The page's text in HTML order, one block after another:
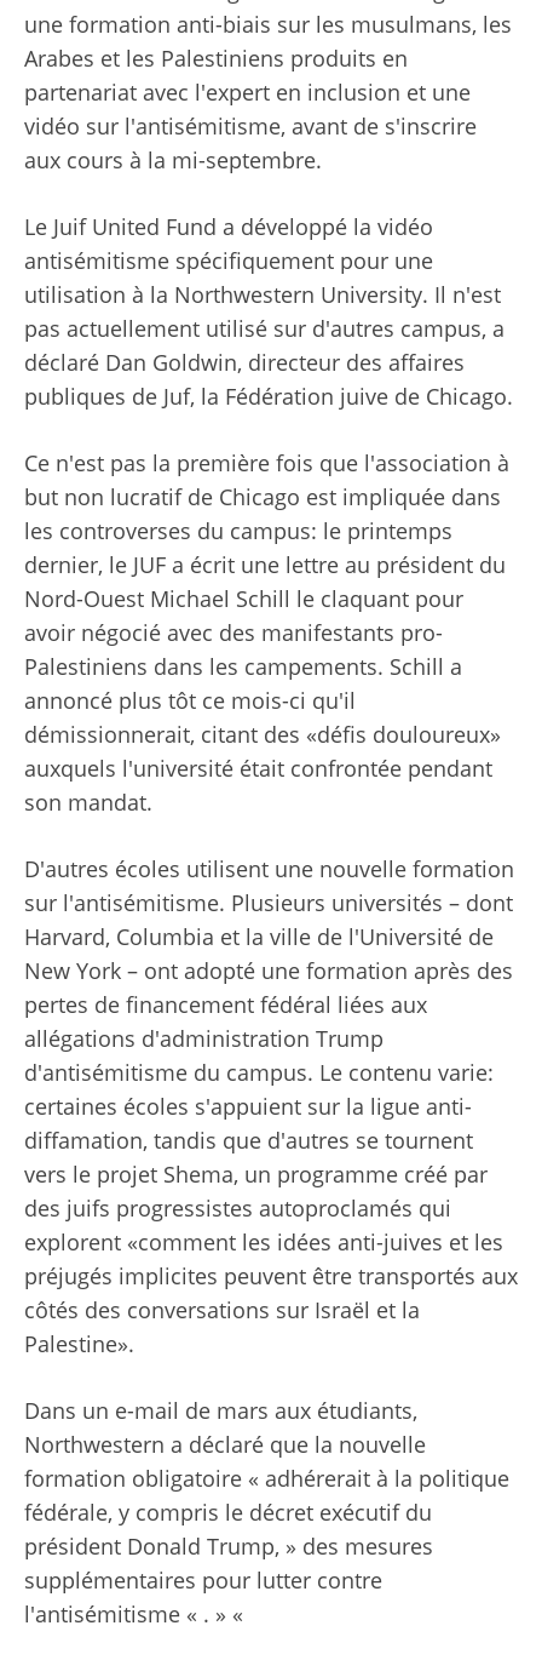
une formation anti-biais sur les musulmans, les
Arabes et les Palestiniens produits en
partenariat avec l'expert en inclusion et une
vidéo sur l'antisémitisme, avant de s'inscrire
aux cours à la mi-septembre.
Le Juif United Fund a développé la vidéo
antisémitisme spécifiquement pour une
utilisation à la Northwestern University. Il n'est
pas actuellement utilisé sur d'autres campus, a
déclaré Dan Goldwin, directeur des affaires
publiques de Juf, la Fédération juive de Chicago.
Ce n'est pas la première fois que l'association à
but non lucratif de Chicago est impliquée dans
les controverses du campus: le printemps
dernier, le JUF a écrit une lettre au président du
Nord-Ouest Michael Schill le claquant pour
avoir négocié avec des manifestants pro-
Palestiniens dans les campements. Schill a
annoncé plus tôt ce mois-ci qu'il
démissionnerait, citant des «défis douloureux»
auxquels l'université était confrontée pendant
son mandat.
D'autres écoles utilisent une nouvelle formation
sur l'antisémitisme. Plusieurs universités – dont
Harvard, Columbia et la ville de l'Université de
New York – ont adopté une formation après des
pertes de financement fédéral liées aux
allégations d'administration Trump
d'antisémitisme du campus. Le contenu varie:
certaines écoles s'appuient sur la ligue anti-
diffamation, tandis que d'autres se tournent
vers le projet Shema, un programme créé par
des juifs progressistes autoproclamés qui
explorent «comment les idées anti-juives et les
préjugés implicites peuvent être transportés aux
côtés des conversations sur Israël et la
Palestine».
Dans un e-mail de mars aux étudiants,
Northwestern a déclaré que la nouvelle
formation obligatoire « adhérerait à la politique
fédérale, y compris le décret exécutif du
président Donald Trump, » des mesures
supplémentaires pour lutter contre
l'antisémitisme « . » «